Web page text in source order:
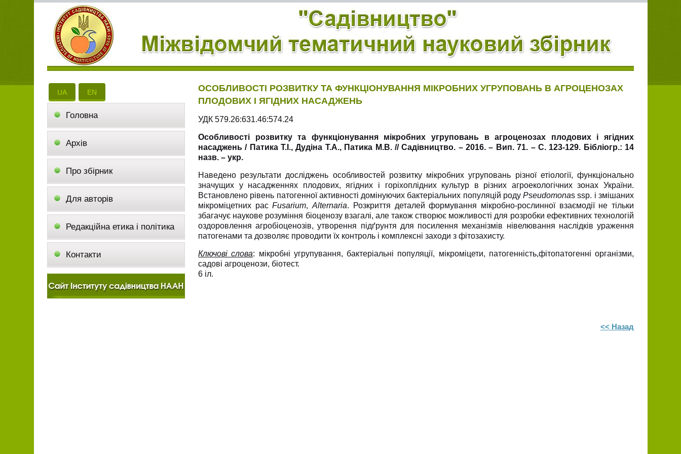
UA EN
Головна
Архів
Про збірник
Для авторів
Редакційна етика і політика
Контакти
ОСОБЛИВОСТІ РОЗВИТКУ ТА ФУНКЦІОНУВАННЯ МІКРОБНИХ УГРУПОВАНЬ В АГРОЦЕНОЗАХ
ПЛОДОВИХ І ЯГІДНИХ НАСАДЖЕНЬ
УДК 579.26:631.46:574.24
Особливості розвитку та функціонування мікробних угруповань в агроценозах плодових і ягідних
насаджень / Патика Т.І., Дудіна Т.А., Патика М.В. // Садівництво. – 2016. – Вип. 71. – С. 123-129. Бібліогр.: 14
назв. – укр.
Наведено результати досліджень особливостей розвитку мікробних угруповань різної етіології, функціонально
значущих у насадженнях плодових, ягідних і горіхоплідних культур в різних агроекологічних зонах України.
Встановлено рівень патогенної активності домінуючих бактеріальних популяцій родуPseudomonas ssp. і змішаних
мікроміцетних расFusarium,Alternaria. Розкриття деталей формування мікробно-рослинної взаємодії не тільки
збагачує наукове розуміння біоценозу взагалі, але також створює можливості для розробки ефективних технологій
оздоровлення агробіоценозів, утворення підґрунтя для посилення механізмів нівелювання наслідків ураження
патогенами та дозволяє проводити їх контроль і комплексні заходи з фітозахисту.
Ключові слова: мікробні угрупування, бактеріальні популяції, мікроміцети, патогенність,фітопатогенні організми,
садові агроценози, біотест.
6 іл.
<< Назад